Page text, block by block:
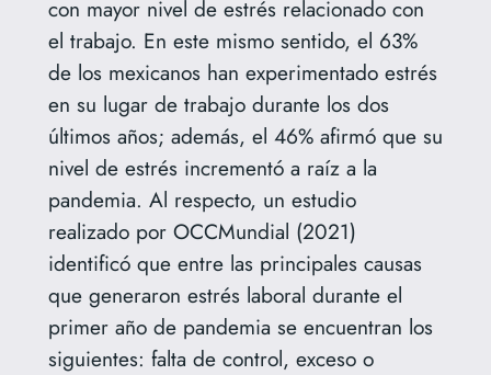
con mayor nivel de estrés relacionado con
el trabajo. En este mismo sentido, el 63%
de los mexicanos han experimentado estrés
en su lugar de trabajo durante los dos
últimos años; además, el 46% afirmó que su
nivel de estrés incrementó a raíz a la
pandemia. Al respecto, un estudio
realizado por OCCMundial (2021)
identificó que entre las principales causas
que generaron estrés laboral durante el
primer año de pandemia se encuentran los
siguientes: falta de control, exceso o